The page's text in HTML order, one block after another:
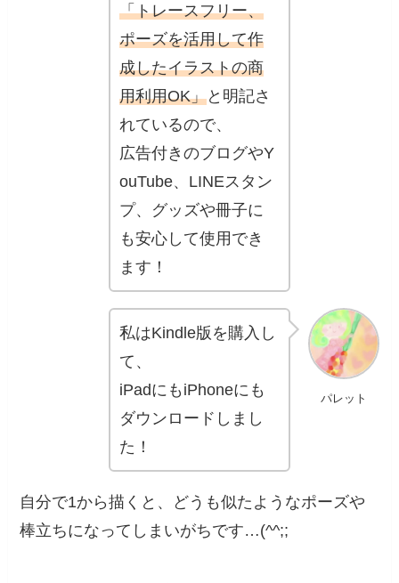
「トレースフリー、
ポーズを活用して作
成したイラストの商
用利用OK」と明記さ
れているので、
広告付きのブログやY
ouTube、LINEスタン
プ、グッズや冊子に
も安心して使用でき
ます！
パレット
私はKindle版を購入し
て、
iPadにもiPhoneにも
ダウンロードしまし
た！
自分で1から描くと、どうも似たようなポーズや
棒立ちになってしまいがちです…(^^;;